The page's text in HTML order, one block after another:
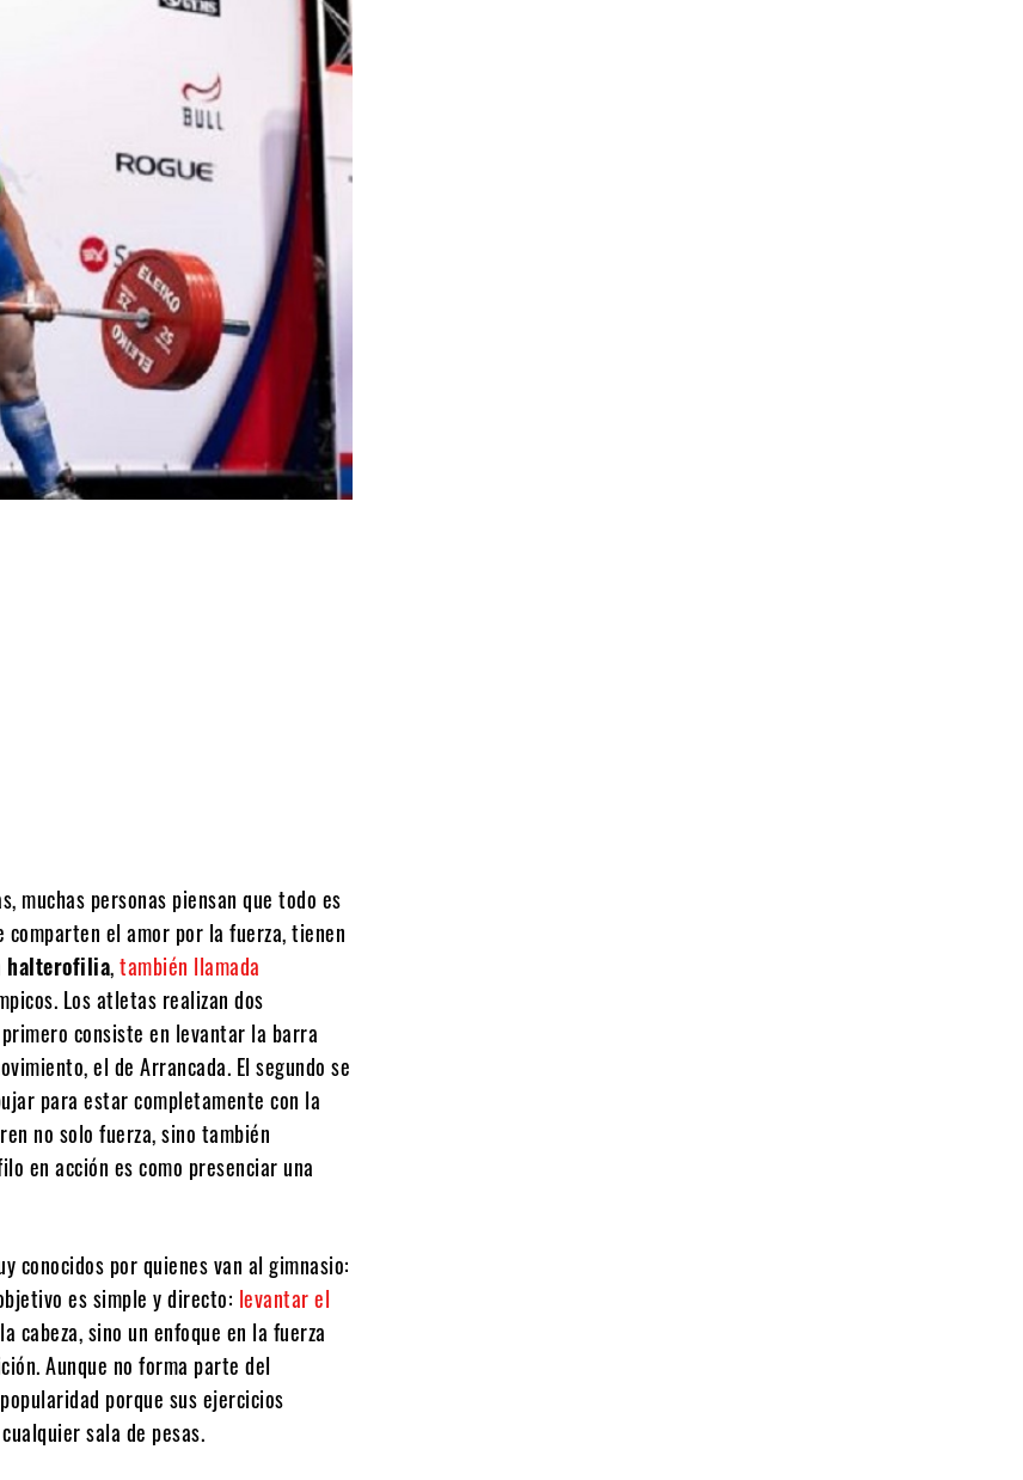
muchas personas piensan que todo es
comparten el amor por la fuerza, tienen
halterofilia,también llamada
Los atletas realizan dos
consiste en levantar la barra
el de Arrancada. El segundo se
para estar completamente con la
no solo fuerza, sino también
en acción es como presenciar una
conocidos por quienes van al gimnasio:
es simple y directo: levantar el
cabeza, sino un enfoque en la fuerza
Aunque no forma parte del
porque sus ejercicios
sala de pesas.